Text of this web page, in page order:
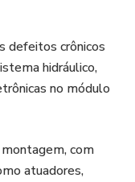
defeitos crônicos
hidráulico,
no módulo
com
atuadores,